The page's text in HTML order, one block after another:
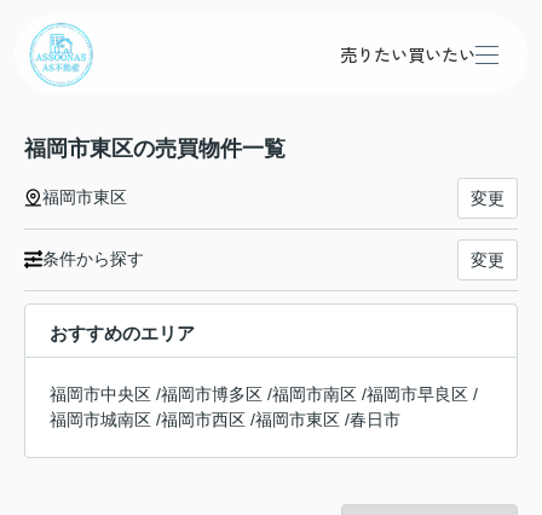
売りたい買いたい
福岡市東区の売買物件一覧
福岡市東区 変更
条件から探す 変更
おすすめのエリア
福岡市中央区 /福岡市博多区 /福岡市南区 /福岡市早良区 /
福岡市城南区 /福岡市西区 /福岡市東区 /春日市